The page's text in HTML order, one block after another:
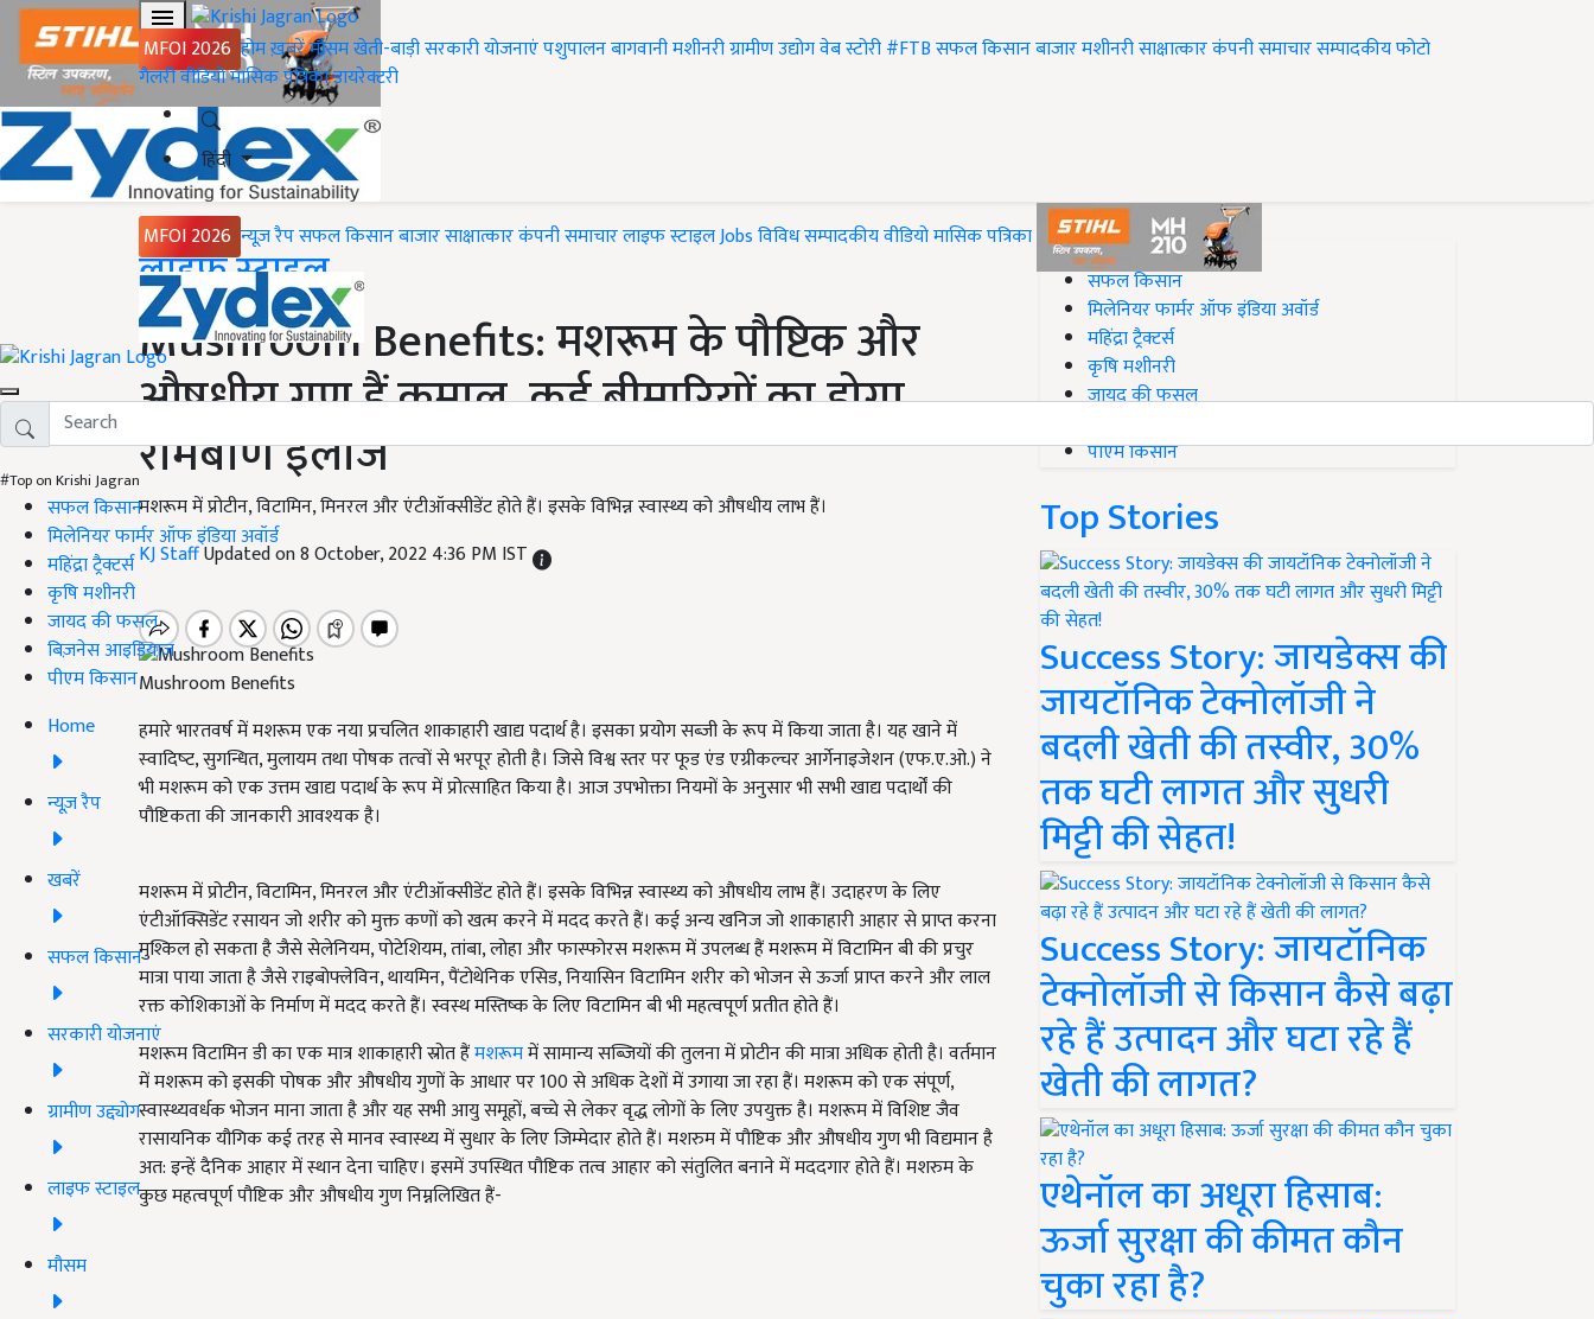
MFOI 2026 होमख़बरेंमौसमखेती-बाड़ीसरकारी योजनाएंपशुपालनबागवानीमशीनरीग्रामीण उद्योगवेब स्टोरी#FTBसफल किसानबाजारमशीनरीसाक्षात्कारकंपनी समाचारसम्पादकीयफोटो
गैलरीवीडियोमासिक पत्रिकाडायरेक्टरी
हिंदी
MFOI 2026 न्यूज़ रैपसफल किसानबाजारसाक्षात्कारकंपनी समाचारलाइफ स्टाइलJobsविविधसम्पादकीयवीडियोमासिक पत्रिका
#Top on Krishi Jagran
सफल किसान
मिलेनियर फार्मर ऑफ इंडिया अवॉर्ड
महिंद्रा ट्रैक्टर्स
कृषि मशीनरी
जायद की फसल
बिज़नेस आइडियाज
पीएम किसान
Home
न्यूज़ रैप
खबरें
सफल किसान
सरकारी योजनाएं
ग्रामीण उद्द्योग
लाइफ स्टाइल
मौसम
Home
लाइफ स्टाइल
Mushroom Benefits: मशरूम के पौष्टिक और
औषधीय गुण हैं कमाल, कई बीमारियों का होगा
रामबाण इलाज
मशरूम में प्रोटीन, विटामिन, मिनरल और एंटीऑक्सीडेंट होते हैं। इसके विभिन्न स्वास्थ्य को औषधीय लाभ हैं।
KJ StaffUpdated on 8 October, 2022 4:36 PM IST
Mushroom Benefits
हमारे भारतवर्ष में मशरूम एक नया प्रचलित शाकाहारी खाद्य पदार्थ है। इसका प्रयोग सब्‍जी के रूप में किया जाता है। यह खाने में
स्‍वादिष्‍ट, सुगन्धित, मुलायम तथा पोषक तत्‍वों से भरपूर होती है। जिसे विश्व स्तर पर फूड एंड एग्रीकल्चर आर्गेनाइजेशन (एफ.ए.ओ.) ने
भी मशरूम को एक उत्तम खाद्य पदार्थ के रूप में प्रोत्साहित किया है। आज उपभोक्ता नियमों के अनुसार भी सभी खाद्य पदार्थों की
पौष्टिकता की जानकारी आवश्यक है।
मशरूम में प्रोटीन, विटामिन, मिनरल और एंटीऑक्सीडेंट होते हैं। इसके विभिन्न स्वास्थ्य को औषधीय लाभ हैं। उदाहरण के लिए
एंटीऑक्सिडेंट रसायन जो शरीर को मुक्त कणों को खत्म करने में मदद करते हैं। कई अन्य खनिज जो शाकाहारी आहार से प्राप्त करना
मुश्किल हो सकता है जैसे सेलेनियम, पोटेशियम, तांबा, लोहा और फास्फोरस मशरूम में उपलब्ध हैं मशरूम में विटामिन बी की प्रचुर
मात्रा पाया जाता है जैसे राइबोफ्लेविन, थायमिन, पैंटोथेनिक एसिड, नियासिन विटामिन शरीर को भोजन से ऊर्जा प्राप्त करने और लाल
रक्त कोशिकाओं के निर्माण में मदद करते हैं। स्वस्थ मस्तिष्क के लिए विटामिन बी भी महत्वपूर्ण प्रतीत होते हैं।
मशरूम विटामिन डी का एक मात्र शाकाहारी स्रोत हैंमशरूममें सामान्य सब्जियों की तुलना में प्रोटीन की मात्रा अधिक होती है। वर्तमान
में मशरूम को इसकी पोषक और औषधीय गुणों के आधार पर 100 से अधिक देशों में उगाया जा रहा हैं। मशरूम को एक संपूर्ण,
स्वास्थ्यवर्धक भोजन माना जाता है और यह सभी आयु समूहों, बच्चे से लेकर वृद्ध लोगों के लिए उपयुक्त है। मशरूम में विशिष्ट जैव
रासायनिक यौगिक कई तरह से मानव स्वास्थ्य में सुधार के लिए जिम्मेदार होते हैं। मशरुम में पौष्टिक और औषधीय गुण भी विद्यमान है
अत: इन्हें दैनिक आहार में स्थान देना चाहिए। इसमें उपस्थित पौष्टिक तत्व आहार को संतुलित बनाने में मददगार होते हैं। मशरुम के
कुछ महत्वपूर्ण पौष्टिक और औषधीय गुण निम्नलिखित हैं-
#Top on Krishi Jagran
सफल किसान
मिलेनियर फार्मर ऑफ इंडिया अवॉर्ड
महिंद्रा ट्रैक्टर्स
कृषि मशीनरी
जायद की फसल
पीएम किसान
Top Stories
Success Story: जायडेक्स की
जायटॉनिक टेक्नोलॉजी ने
बदली खेती की तस्वीर, 30%
तक घटी लागत और सुधरी
मिट्टी की सेहत!
Success Story: जायटॉनिक
टेक्नोलॉजी से किसान कैसे बढ़ा
रहे हैं उत्पादन और घटा रहे हैं
खेती की लागत?
एथेनॉल का अधूरा हिसाब:
ऊर्जा सुरक्षा की कीमत कौन
चुका रहा है?